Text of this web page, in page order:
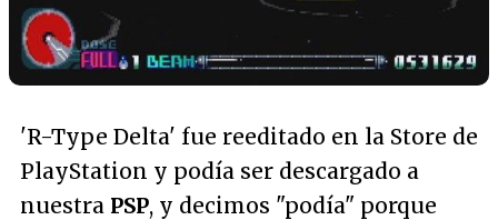
'R-Type Delta' fue reeditado en la Store de
PlayStation y podía ser descargado a
nuestra PSP, y decimos "podía" porque